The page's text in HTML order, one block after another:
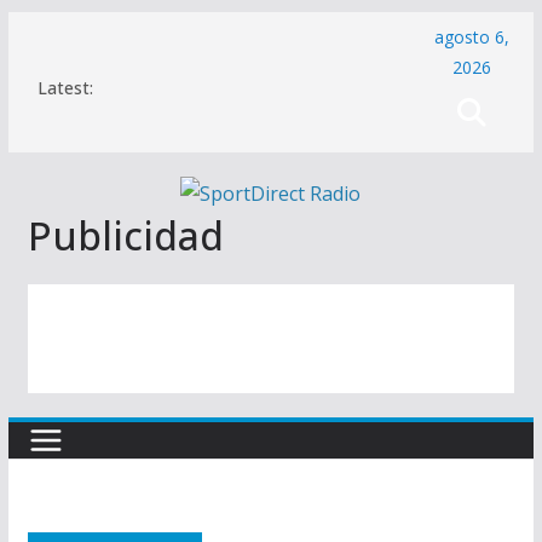
contenido
Latest:
agosto 6,
2026
Publicidad